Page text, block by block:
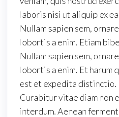
laboris nisi ut aliquip ex
Nullam sapien sem,
lobortis a enim. Etiam
Nullam sapien sem,
lobortis a enim. Et harum
est et expedita distinctio.
Curabitur vitae diam non
interdum. Aenean